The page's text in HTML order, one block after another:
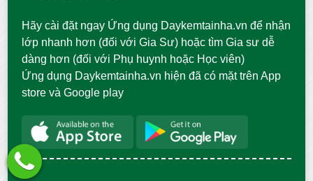
Hãy cài đặt ngay Ứng dụng Daykemtainha.vn để nhận
lớp nhanh hơn (đối với Gia Sư) hoặc tìm Gia sư dễ
dàng hơn (đối với Phụ huynh hoặc Học viên)
Ứng dụng Daykemtainha.vn hiện đã có mặt trên App
store và Google play